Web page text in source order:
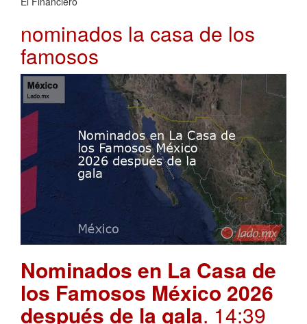
nominados la casa de los
famosos
Nominados en La Casa de
los Famosos México 2026
después de la gala. 14:39